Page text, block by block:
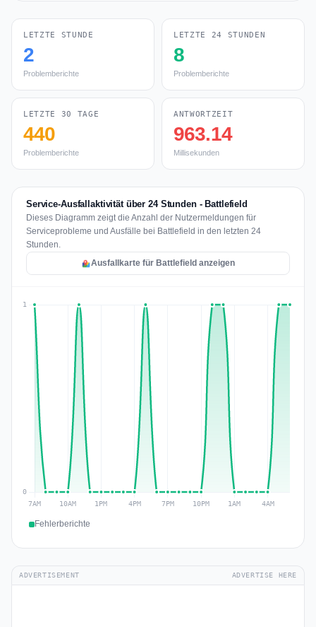
LETZTE STUNDE
2
Problemberichte
LETZTE 24 STUNDEN
8
Problemberichte
LETZTE 30 TAGE
440
Problemberichte
ANTWORTZEIT
963.14
Millisekunden
Service-Ausfallaktivität über 24 Stunden - Battlefield
Dieses Diagramm zeigt die Anzahl der Nutzermeldungen für
Serviceprobleme und Ausfälle bei Battlefield in den letzten 24
Stunden.
Ausfallkarte für Battlefield anzeigen
Fehlerberichte
ADVERTISEMENT ADVERTISE HERE